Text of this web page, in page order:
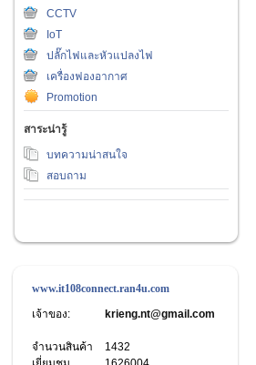
CCTV
IoT
ปลั๊กไฟและหัวแปลงไฟ
เครื่องฟองอากาศ
Promotion
สาระน่ารู้
บทความน่าสนใจ
สอบถาม
www.it108connect.ran4u.com
เจ้าของ:
krieng.nt@gmail.com
จำนวนสินค้า
1432